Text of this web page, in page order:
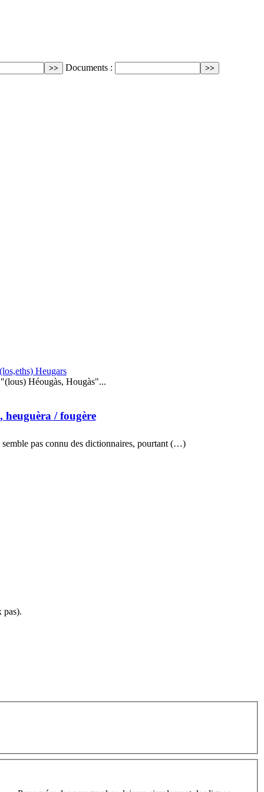
Documents :
(los,eths) Heugars
Héougàs, Hougàs"...
heuguèra / fougère
pas connu des dictionnaires, pourtant (…)
pas).